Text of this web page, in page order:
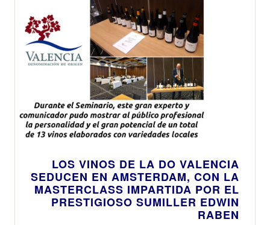
LOS VINOS DE LA DO VALENCIA
SEDUCEN EN AMSTERDAM, CON LA
MASTERCLASS IMPARTIDA POR EL
PRESTIGIOSO SUMILLER EDWIN
RABEN